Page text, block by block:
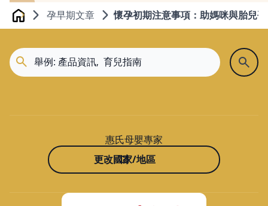
Home 孕早期文章 懷孕初期注意事項：助媽咪與胎兒
惠氏母嬰專家
更改國家/地區